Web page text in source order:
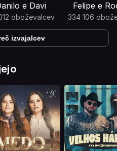
e Davi
oboževalcev
Felipe e
334 106
izvajalcev